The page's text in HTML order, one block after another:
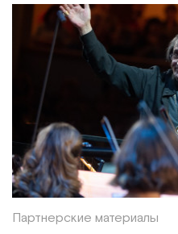
Партнерские материалы